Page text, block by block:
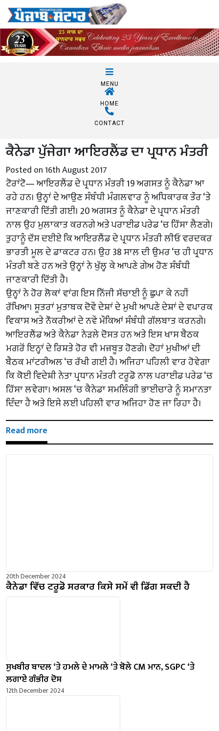
MENU
HOME
CONTACT
ਕੈਨੇਡਾ ਪੁੱਜੇਗਾ ਆਇਰਲੈਂਡ ਦਾ ਪ੍ਰਧਾਨ ਮੰਤਰੀ
Posted on 16th August 2017
ਟੋਰਾਂਟੋ— ਆਇਰਲੈਂਡ ਦੇ ਪ੍ਰਧਾਨ ਮੰਤਰੀ 19 ਅਗਸਤ ਨੂੰ ਕੈਨੇਡਾ ਆ
ਰਹੇ ਹਨ। ਉਨ੍ਹਾਂ ਦੇ ਆਉਣ ਸੰਬੰਧੀ ਮੰਗਲਵਾਰ ਨੂੰ ਅਧਿਕਾਰਕ ਤੌਰ ‘ਤੇ
ਜਾਣਕਾਰੀ ਦਿੱਤੀ ਗਈ। 20 ਅਗਸਤ ਨੂੰ ਕੈਨੇਡਾ ਦੇ ਪ੍ਰਧਾਨ ਮੰਤਰੀ
ਨਾਲ ਉਹ ਮੁਲਾਕਾਤ ਕਰਨਗੇ ਅਤੇ ਪਰਾਈਡ ਪਰੇਡ ‘ਚ ਹਿੱਸਾ ਲੈਣਗੇ।
ਤੁਹਾਨੂੰ ਦੱਸ ਦਈਏ ਕਿ ਆਇਰਲੈਂਡ ਦੇ ਪ੍ਰਧਾਨ ਮੰਤਰੀ ਲੀਓ ਵਰਦਕਰ
ਭਾਰਤੀ ਮੂਲ ਦੇ ਡਾਕਟਰ ਹਨ। ਉਹ 38 ਸਾਲ ਦੀ ਉਮਰ ‘ਚ ਹੀ ਪ੍ਰਧਾਨ
ਮੰਤਰੀ ਬਣੇ ਹਨ ਅਤੇ ਉਨ੍ਹਾਂ ਨੇ ਖੁੱਲ੍ਹ ਕੇ ਆਪਣੇ ਗੇਅ ਹੋਣ ਸੰਬੰਧੀ
ਜਾਣਕਾਰੀ ਦਿੱਤੀ ਹੈ।
ਉਨ੍ਹਾਂ ਨੇ ਹੋਰ ਲੋਕਾਂ ਵਾਂਗ ਇਸ ਨਿੱਜੀ ਸੱਚਾਈ ਨੂੰ ਛੁਪਾ ਕੇ ਨਹੀਂ
ਰੱਖਿਆ। ਸੂਤਰਾਂ ਮੁਤਾਬਕ ਦੋਵੇਂ ਦੇਸ਼ਾਂ ਦੇ ਮੁਖੀ ਆਪਣੇ ਦੇਸ਼ਾਂ ਦੇ ਵਪਾਰਕ
ਵਿਕਾਸ ਅਤੇ ਨੌਕਰੀਆਂ ਦੇ ਨਵੇਂ ਮੌਕਿਆਂ ਸੰਬੰਧੀ ਗੱਲਬਾਤ ਕਰਨਗੇ।
ਆਇਰਲੈਂਡ ਅਤੇ ਕੈਨੇਡਾ ਨੇੜਲੇ ਦੋਸਤ ਹਨ ਅਤੇ ਇਸ ਖਾਸ ਬੈਠਕ
ਮਗਰੋਂ ਇਨ੍ਹਾਂ ਦੇ ਰਿਸ਼ਤੇ ਹੋਰ ਵੀ ਮਜ਼ਬੂਤ ਹੋਣਗੇ। ਦੋਹਾਂ ਮੁਖੀਆਂ ਦੀ
ਬੈਠਕ ਮਾਂਟਰੀਅਲ ‘ਚ ਰੱਖੀ ਗਈ ਹੈ। ਅਜਿਹਾ ਪਹਿਲੀ ਵਾਰ ਹੋਵੇਗਾ
ਕਿ ਕੋਈ ਵਿਦੇਸ਼ੀ ਨੇਤਾ ਪ੍ਰਧਾਨ ਮੰਤਰੀ ਟਰੂਡੋ ਨਾਲ ਪਰਾਈਡ ਪਰੇਡ ‘ਚ
ਹਿੱਸਾ ਲਵੇਗਾ। ਅਸਲ ‘ਚ ਕੈਨੇਡਾ ਸਮਲਿੰਗੀ ਭਾਈਚਾਰੇ ਨੂੰ ਸਮਾਨਤਾ
ਦਿੰਦਾ ਹੈ ਅਤੇ ਇਸੇ ਲਈ ਪਹਿਲੀ ਵਾਰ ਅਜਿਹਾ ਹੋਣ ਜਾ ਰਿਹਾ ਹੈ।
Read more
20th December 2024
ਕੈਨੇਡਾ ਵਿੱਚ ਟਰੂਡੋ ਸਰਕਾਰ ਕਿਸੇ ਸਮੇਂ ਵੀ ਡਿੱਗ ਸਕਦੀ ਹੈ
ਸੁਖਬੀਰ ਬਾਦਲ ‘ਤੇ ਹਮਲੇ ਦੇ ਮਾਮਲੇ ‘ਤੇ ਬੋਲੇ ​​CM ਮਾਨ, SGPC ‘ਤੇ
ਲਗਾਏ ਗੰਭੀਰ ਦੋਸ਼
12th December 2024